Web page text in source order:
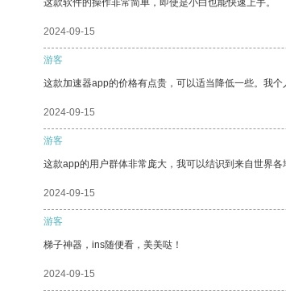
这款软件的操作非常简单，即使是小白也能快速上手。
2024-09-15
游客
这款加速器app的价格有点贵，可以适当降低一些。我
2024-09-15
游客
这款app的用户群体非常庞大，我可以结识到来自世界各
2024-09-15
游客
梯子神器，ins随便看，美美哒！
2024-09-15